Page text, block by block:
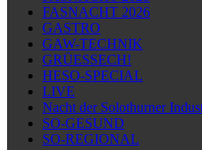
FASNACHT 2026
GASTRO
GAW-TECHNIK
GRÜESSECH!
HESO-SPECIAL
LIVE
Nacht der Solothurner
SO-GESUND
SO-REGIONAL